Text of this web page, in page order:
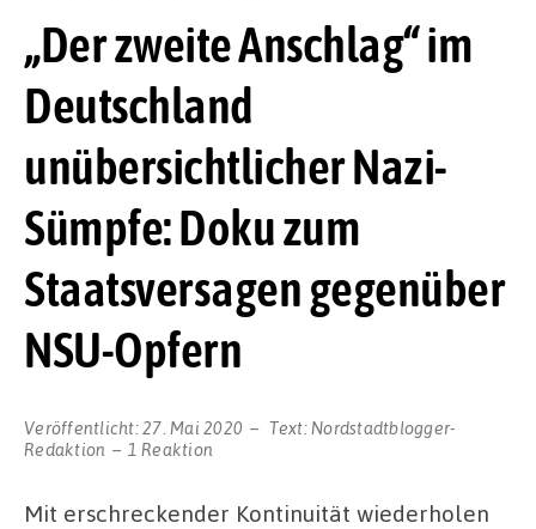
„Der zweite Anschlag“ im
Deutschland
unübersichtlicher Nazi-
Sümpfe: Doku zum
Staatsversagen gegenüber
NSU-Opfern
Veröffentlicht:27. Mai 2020 Text: Nordstadtblogger-
Redaktion
1 Reaktion
Mit erschreckender Kontinuität wiederholen